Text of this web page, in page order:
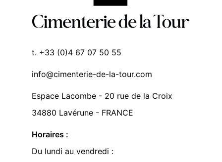
t. +33 (0)4 67 07 50 55
info@cimenterie-de-la-tour.com
Espace Lacombe - 20 rue de la Croix
34880 Lavérune - FRANCE
Horaires :
Du lundi au vendredi :